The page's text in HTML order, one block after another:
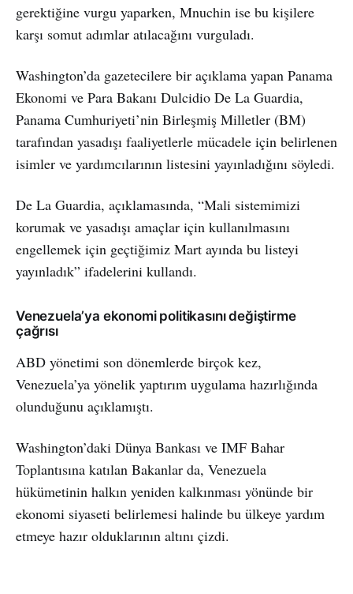
gerektiğine vurgu yaparken, Mnuchin ise bu kişilere
karşı somut adımlar atılacağını vurguladı.
Washington’da gazetecilere bir açıklama yapan Panama
Ekonomi ve Para Bakanı Dulcidio De La Guardia,
Panama Cumhuriyeti’nin Birleşmiş Milletler (BM)
tarafından yasadışı faaliyetlerle mücadele için belirlenen
isimler ve yardımcılarının listesini yayınladığını söyledi.
De La Guardia, açıklamasında, “Mali sistemimizi
korumak ve yasadışı amaçlar için kullanılmasını
engellemek için geçtiğimiz Mart ayında bu listeyi
yayınladık” ifadelerini kullandı.
Venezuela’ya ekonomi politikasını değiştirme
çağrısı
ABD yönetimi son dönemlerde birçok kez,
Venezuela’ya yönelik yaptırım uygulama hazırlığında
olunduğunu açıklamıştı.
Washington’daki Dünya Bankası ve IMF Bahar
Toplantısına katılan Bakanlar da, Venezuela
hükümetinin halkın yeniden kalkınması yönünde bir
ekonomi siyaseti belirlemesi halinde bu ülkeye yardım
etmeye hazır olduklarının altını çizdi.